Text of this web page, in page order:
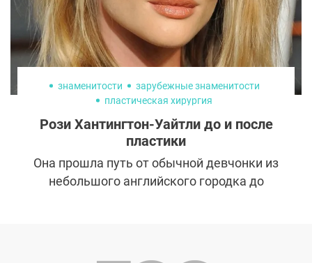
знаменитости
зарубежные знаменитости
пластическая хирургия
Рози Хантингтон-Уайтли до и после
пластики
Она прошла путь от обычной девчонки из
небольшого английского городка до